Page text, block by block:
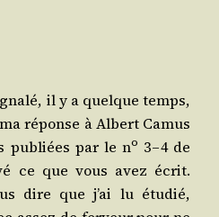
il y a quelque temps,
réponse à Albert Camus
publiées par le no 3 – 4 de
ce que vous avez écrit.
dire que j’ai lu étu­dié,